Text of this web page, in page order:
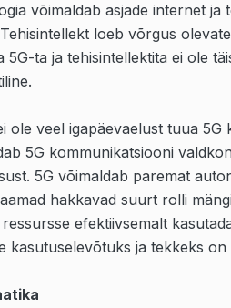
võimaldab asjade internet ja
loeb võrgus
5G-ta ja tehisintellektita ei ole
ole veel igapäevaelust tuua
5G kommunikatsiooni
5G võimaldab paremat
hakkavad suurt rolli
efektiivsemalt
kasutuselevõtuks ja tekkeks